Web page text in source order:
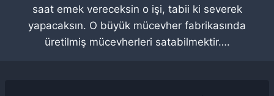
saat emek vereceksin o işi, tabii ki severek
yapacaksın. O büyük mücevher fabrikasında
üretilmiş mücevherleri satabilmektir….